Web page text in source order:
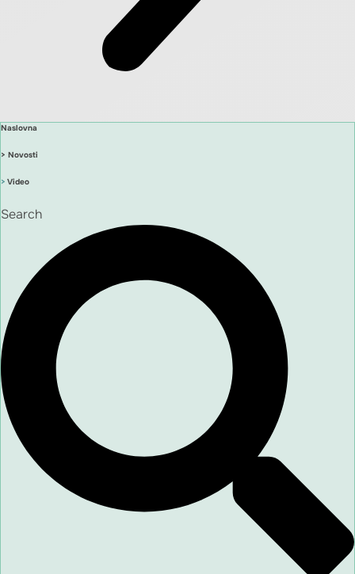
Naslovna
> Novosti
> Video
Search